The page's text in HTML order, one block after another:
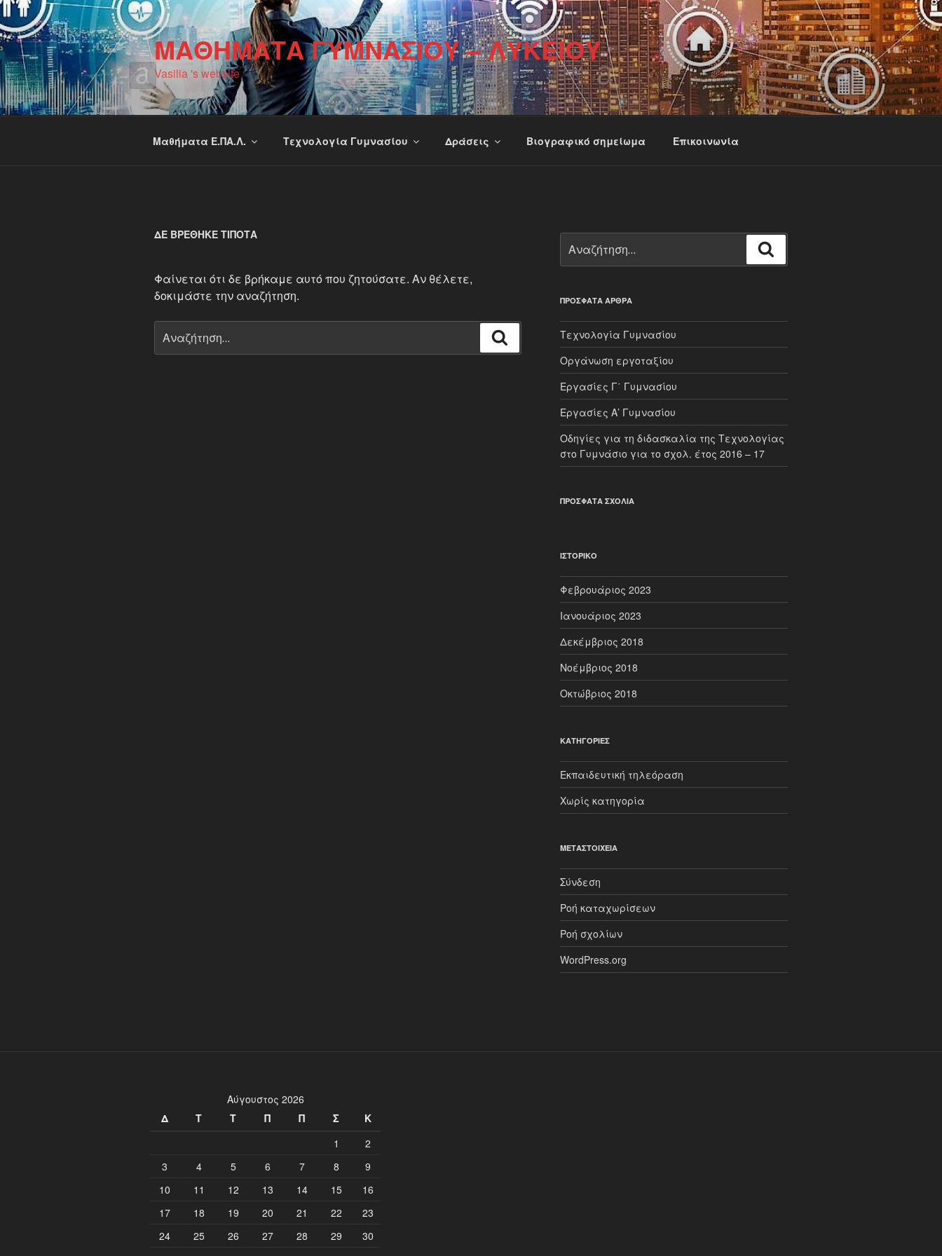
Μετάβαση
στο
περιεχόμενο
ΜΑΘΉΜΑΤΑ ΓΥΜΝΑΣΊΟΥ – ΛΥΚΕΊΟΥ
Vasilia 's website
Μαθήματα Ε.ΠΑ.Λ. Τεχνολογία Γυμνασίου Δράσεις Βιογραφικό σημείωμα Επικοινωνία
ΔΕ ΒΡΈΘΗΚΕ ΤΊΠΟΤΑ
Φαίνεται ότι δε βρήκαμε αυτό που ζητούσατε. Αν θέλετε,
δοκιμάστε την αναζήτηση.
Αναζήτηση
για:
Αναζήτηση
για:
ΠΡΌΣΦΑΤΑ ΆΡΘΡΑ
Τεχνολογία Γυμνασίου
Οργάνωση εργοταξίου
Εργασίες Γ΄ Γυμνασίου
Εργασίες Α’ Γυμνασίου
Οδηγίες για τη διδασκαλία της Τεχνολογίας
στο Γυμνάσιο για το σχολ. έτος 2016 – 17
ΠΡΌΣΦΑΤΑ ΣΧΌΛΙΑ
ΙΣΤΟΡΙΚΌ
Φεβρουάριος 2023
Ιανουάριος 2023
Δεκέμβριος 2018
Νοέμβριος 2018
Οκτώβριος 2018
KΑΤΗΓΟΡΊΕΣ
Εκπαιδευτική τηλεόραση
Χωρίς κατηγορία
ΜΕΤΑΣΤΟΙΧΕΊΑ
Σύνδεση
Ροή καταχωρίσεων
Ροή σχολίων
WordPress.org
Αύγουστος 2026
Δ
Τ Τ Π Π Σ
Κ
1
2
3
4 5 6 7 8
9
10
11 12 13 14 15
16
17
18 19 20 21 22
23
24
25 26 27 28 29
30